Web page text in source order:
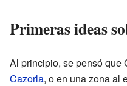
Primeras ideas
Al principio, se pensó que
Cazorla, o en una zona al